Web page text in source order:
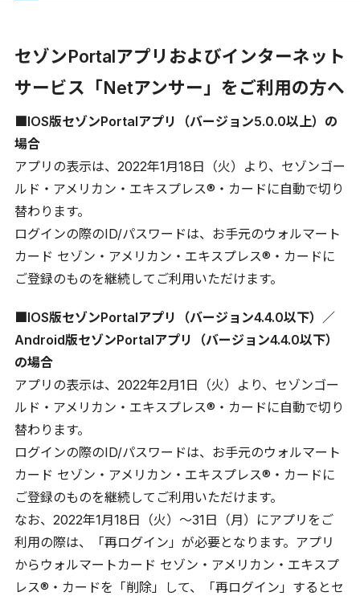
セゾンPortalアプリおよびインターネット
サービス「Netアンサー」をご利用の方へ
■IOS版セゾンPortalアプリ（バージョン5.0.0以上）の
場合
アプリの表示は、2022年1月18日（火）より、セゾンゴー
ルド・アメリカン・エキスプレス®・カードに自動で切り
替わります。
ログインの際のID/パスワードは、お手元のウォルマート
カード セゾン・アメリカン・エキスプレス®・カードに
ご登録のものを継続してご利用いただけます。
■IOS版セゾンPortalアプリ（バージョン4.4.0以下）／
Android版セゾンPortalアプリ（バージョン4.4.0以下）
の場合
アプリの表示は、2022年2月1日（火）より、セゾンゴー
ルド・アメリカン・エキスプレス®・カードに自動で切り
替わります。
ログインの際のID/パスワードは、お手元のウォルマート
カード セゾン・アメリカン・エキスプレス®・カードに
ご登録のものを継続してご利用いただけます。
なお、2022年1月18日（火）〜31日（月）にアプリをご
利用の際は、「再ログイン」が必要となります。アプリ
からウォルマートカード セゾン・アメリカン・エキスプ
レス®・カードを「削除」して、「再ログイン」するとセ